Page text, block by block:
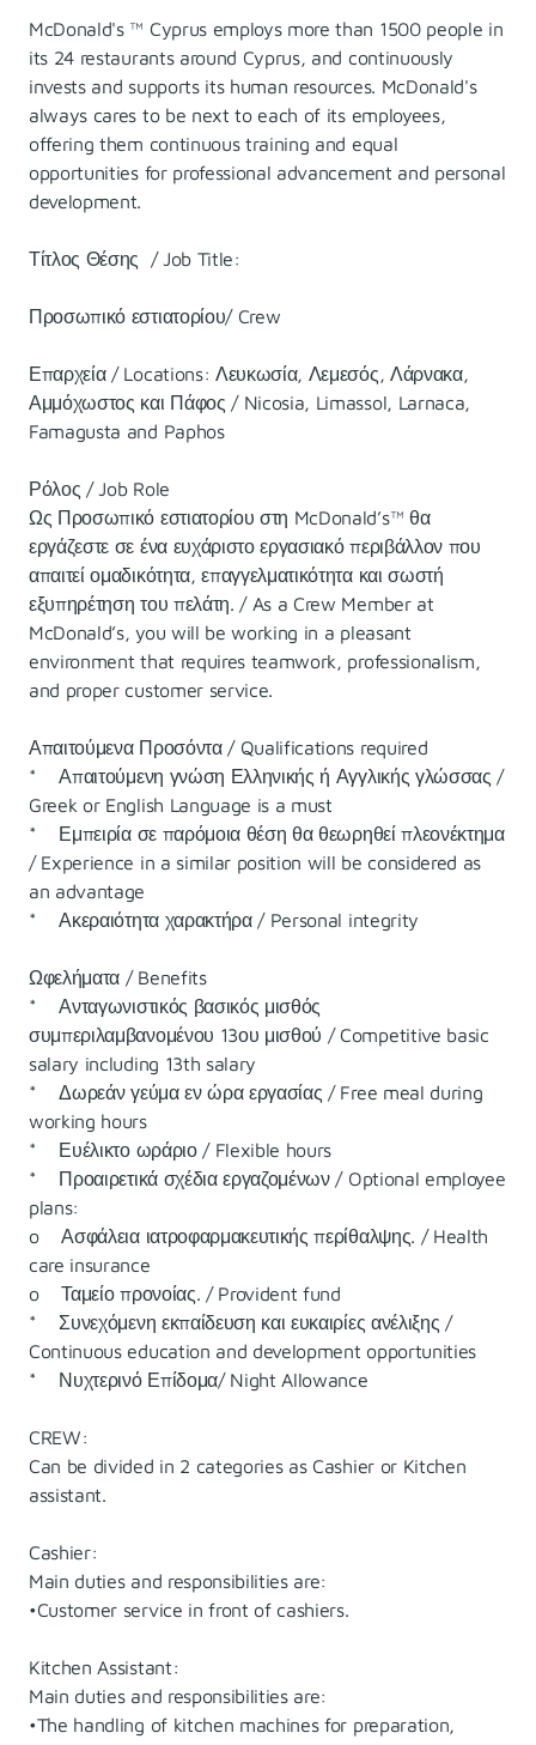
McDonald's ™ Cyprus employs more than 1500 people in
its 24 restaurants around Cyprus, and continuously
invests and supports its human resources. McDonald's
always cares to be next to each of its employees,
offering them continuous training and equal
opportunities for professional advancement and personal
development.
Τίτλος Θέσης / Job Title:
Προσωπικό εστιατορίου/ Crew
Επαρχεία / Locations: Λευκωσία, Λεμεσός, Λάρνακα,
Αμμόχωστος και Πάφος / Nicosia, Limassol, Larnaca,
Famagusta and Paphos
Ρόλος / Job Role
Ως Προσωπικό εστιατορίου στη McDonald’s™ θα
εργάζεστε σε ένα ευχάριστο εργασιακό περιβάλλον που
απαιτεί ομαδικότητα, επαγγελματικότητα και σωστή
εξυπηρέτηση του πελάτη. / As a Crew Member at
McDonald’s, you will be working in a pleasant
environment that requires teamwork, professionalism,
and proper customer service.
Απαιτούμενα Προσόντα / Qualifications required
* Απαιτούμενη γνώση Ελληνικής ή Αγγλικής γλώσσας /
Greek or English Language is a must
* Εμπειρία σε παρόμοια θέση θα θεωρηθεί πλεονέκτημα
/ Experience in a similar position will be considered as
an advantage
* Ακεραιότητα χαρακτήρα / Personal integrity
Ωφελήματα / Benefits
* Ανταγωνιστικός βασικός μισθός
συμπεριλαμβανομένου 13ου μισθού / Competitive basic
salary including 13th salary
* Δωρεάν γεύμα εν ώρα εργασίας / Free meal during
working hours
* Ευέλικτο ωράριο / Flexible hours
* Προαιρετικά σχέδια εργαζομένων / Optional employee
plans:
o Ασφάλεια ιατροφαρμακευτικής περίθαλψης. / Health
care insurance
o Ταμείο προνοίας. / Provident fund
* Συνεχόμενη εκπαίδευση και ευκαιρίες ανέλιξης /
Continuous education and development opportunities
* Νυχτερινό Επίδομα/ Night Allowance
CREW:
Can be divided in 2 categories as Cashier or Kitchen
assistant.
Cashier:
Main duties and responsibilities are:
•Customer service in front of cashiers.
Kitchen Assistant:
Main duties and responsibilities are:
•The handling of kitchen machines for preparation,